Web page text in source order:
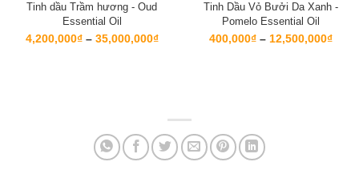
Tinh dầu Trầm hương - Oud
Essential Oil
4,200,000₫ – 35,000,000₫Khoảng
Tinh Dầu Vỏ Bưởi Da Xanh -
Pomelo Essential Oil
400,000₫ – 12,500,000₫